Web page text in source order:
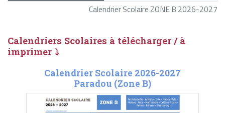
Calendrier Scolaire ZONE B 2026-2027
Calendriers Scolaires à télécharger / à
imprimer ⤵
Calendrier Scolaire 2026-2027
Paradou (Zone B)